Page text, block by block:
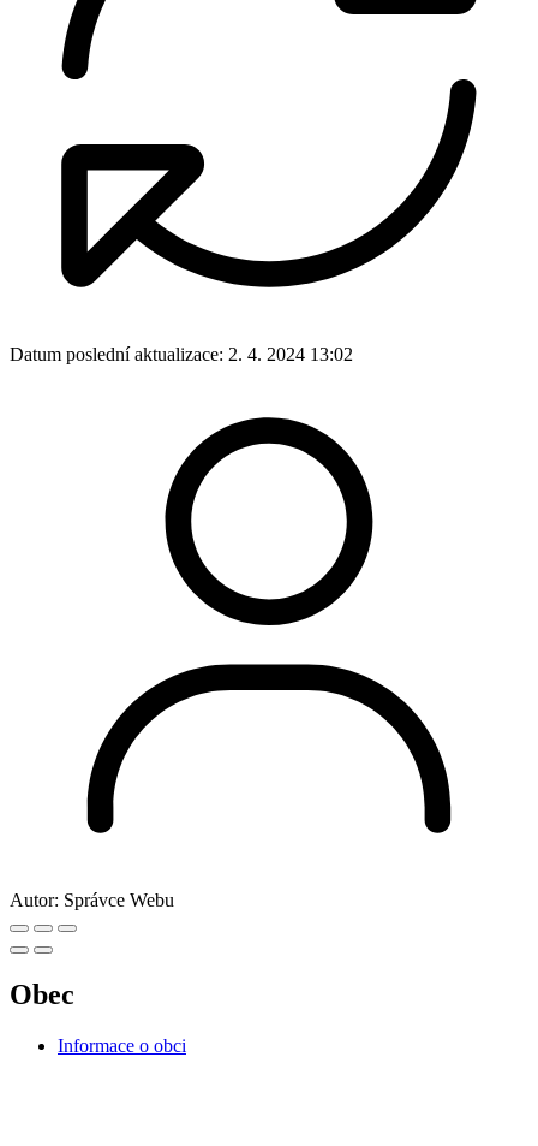
Datum poslední aktualizace: 2. 4. 2024 13:02
Autor: Správce Webu
Obec
Informace o obci